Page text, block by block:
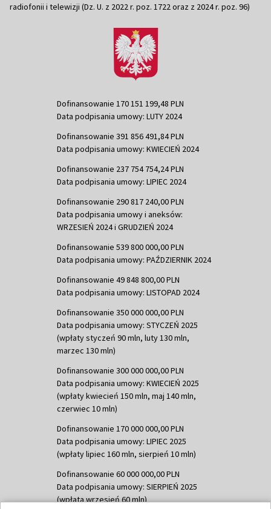
radiofonii i telewizji (Dz. U. z 2022 r. poz. 1722 oraz z 2024 r. poz. 96)
Dofinansowanie 170 151 199,48 PLN
Data podpisania umowy: LUTY 2024
Dofinansowanie 391 856 491,84 PLN
Data podpisania umowy: KWIECIEŃ 2024
Dofinansowanie 237 754 754,24 PLN
Data podpisania umowy: LIPIEC 2024
Dofinansowanie 290 817 240,00 PLN
Data podpisania umowy i aneksów:
WRZESIEŃ 2024 i GRUDZIEŃ 2024
Dofinansowanie 539 800 000,00 PLN
Data podpisania umowy: PAŹDZIERNIK 2024
Dofinansowanie 49 848 800,00 PLN
Data podpisania umowy: LISTOPAD 2024
Dofinansowanie 350 000 000,00 PLN
Data podpisania umowy: STYCZEŃ 2025
(wpłaty styczeń 90 mln, luty 130 mln,
marzec 130 mln)
Dofinansowanie 300 000 000,00 PLN
Data podpisania umowy: KWIECIEŃ 2025
(wpłaty kwiecień 150 mln, maj 140 mln,
czerwiec 10 mln)
Dofinansowanie 170 000 000,00 PLN
Data podpisania umowy: LIPIEC 2025
(wpłaty lipiec 160 mln, sierpień 10 mln)
Dofinansowanie 60 000 000,00 PLN
Data podpisania umowy: SIERPIEŃ 2025
(wpłata wrzesień 60 mln)